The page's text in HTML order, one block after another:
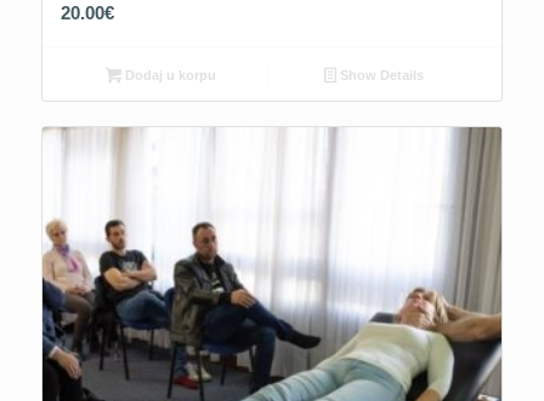
20.00€
Dodaj u korpu Show Details